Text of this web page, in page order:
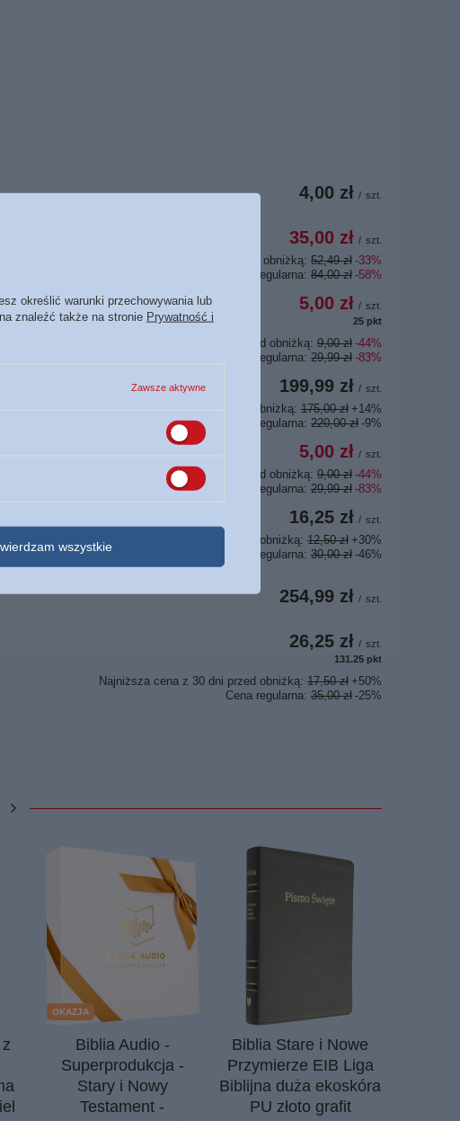
4,00 zł / szt.
35,00 zł / szt.
Najniższa cena z 30 dni przed obniżką: 52,49 zł -33%
Cena regularna: 84,00 zł -58%
5,00 zł / szt.
25 pkt
Najniższa cena z 30 dni przed obniżką: 9,00 zł -44%
Cena regularna: 29,99 zł -83%
199,99 zł / szt.
Najniższa cena z 30 dni przed obniżką: 175,00 zł +14%
Cena regularna: 220,00 zł -9%
5,00 zł / szt.
Najniższa cena z 30 dni przed obniżką: 9,00 zł -44%
Cena regularna: 29,99 zł -83%
16,25 zł / szt.
Najniższa cena z 30 dni przed obniżką: 12,50 zł +30%
Cena regularna: 30,00 zł -46%
254,99 zł / szt.
26,25 zł / szt.
131.25 pkt
Najniższa cena z 30 dni przed obniżką: 17,50 zł +50%
Cena regularna: 35,00 zł -25%
OKAZJA
Biblia Audio -
Superprodukcja -
Stary i Nowy
Testament -
Biblia Stare i Nowe
Przymierze EIB Liga
Biblijna duża ekoskóra
PU złoto grafit
określić warunki przechowywania lub
znaleźć także na stronie Prywatność i
Zawsze aktywne
wszystkie